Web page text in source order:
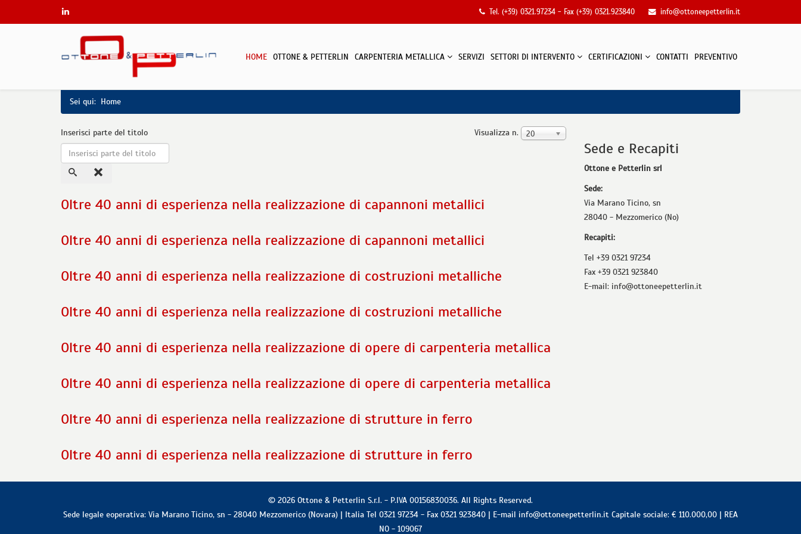
Tel. (+39) 0321.97234 - Fax (+39) 0321.923840 info@ottoneepetterlin.it
HOME OTTONE & PETTERLIN CARPENTERIA METALLICA SERVIZI SETTORI DI INTERVENTO CERTIFICAZIONI CONTATTI PREVENTIVO
Sei qui: Home
Inserisci parte del titolo Visualizza n. 20
Oltre 40 anni di esperienza nella realizzazione di capannoni metallici
Oltre 40 anni di esperienza nella realizzazione di capannoni metallici
Oltre 40 anni di esperienza nella realizzazione di costruzioni metalliche
Oltre 40 anni di esperienza nella realizzazione di costruzioni metalliche
Oltre 40 anni di esperienza nella realizzazione di opere di carpenteria metallica
Oltre 40 anni di esperienza nella realizzazione di opere di carpenteria metallica
Oltre 40 anni di esperienza nella realizzazione di strutture in ferro
Oltre 40 anni di esperienza nella realizzazione di strutture in ferro
Sede e Recapiti
Ottone e Petterlin srl
Sede:
Via Marano Ticino, sn
28040 - Mezzomerico (No)
Recapiti:
Tel +39 0321 97234
Fax +39 0321 923840
E-mail: info@ottoneepetterlin.it
© 2026 Ottone & Petterlin S.r.l. - P.IVA 00156830036. All Rights Reserved.
Sede legale eoperativa: Via Marano Ticino, sn - 28040 Mezzomerico (Novara) | Italia Tel 0321 97234 - Fax 0321 923840 | E-mail info@ottoneepetterlin.it Capitale sociale: € 110.000,00 | REA
NO - 109067